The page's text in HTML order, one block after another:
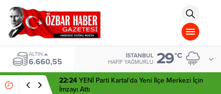
islami
chat
omegla
türk
sohbet
cinsel
sohbet
dini
chat
BIST
13.779,39
İSTANBUL
HAFIF YAĞMURLU 29°C
22:24 YENİ Parti Kartal’da Yeni İlçe Merkezi İçin
İmzayı Attı